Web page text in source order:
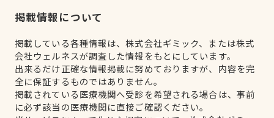
掲載情報について
掲載している各種情報は、株式会社ギミック、または株式
会社ウェルネスが調査した情報をもとにしています。
出来るだけ正確な情報掲載に努めておりますが、内容を完
全に保証するものではありません。
掲載されている医療機関へ受診を希望される場合は、事前
に必ず該当の医療機関に直接ご確認ください。